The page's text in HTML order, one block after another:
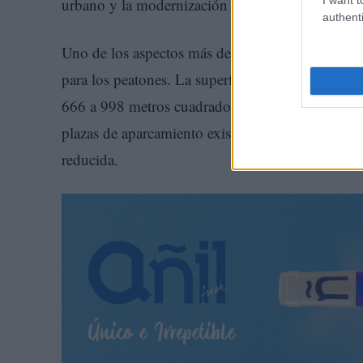
urbano y la modernización de la pavimentación
Uno de los aspectos más destacados del
para los peatones. La superficie destinada a
666 a 998 metros cuadrados, mientras que se
plazas de aparcamiento existentes, zonas de
reducida.